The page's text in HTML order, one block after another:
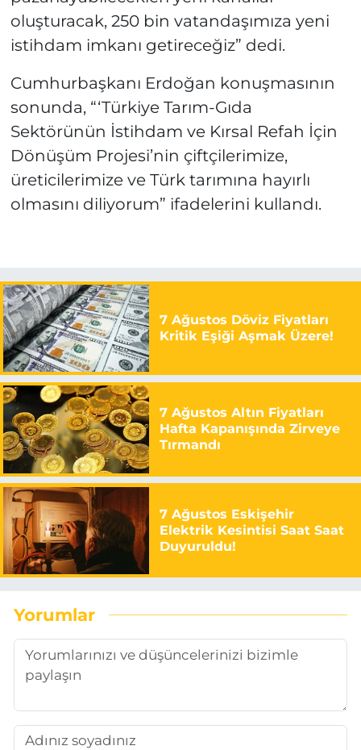
oluşturacak, 250 bin vatandaşımıza yeni
istihdam imkanı getireceğiz” dedi.
Cumhurbaşkanı Erdoğan konuşmasının
sonunda, “‘Türkiye Tarım-Gıda
Sektörünün İstihdam ve Kırsal Refah İçin
Dönüşüm Projesi’nin çiftçilerimize,
üreticilerimize ve Türk tarımına hayırlı
olmasını diliyorum” ifadelerini kullandı.
7 Ağustos Döviz Fiyatları
Kritik Eşiği Aşmak Üzere!
7 Ağustos Altın Fiyatları
Hafta Kapanışında Zirveye
Tırmandı
7 Ağustos Eskişehir
Elektrik Kesintisi Saat Saat
Duyuruldu!
Yorumlar